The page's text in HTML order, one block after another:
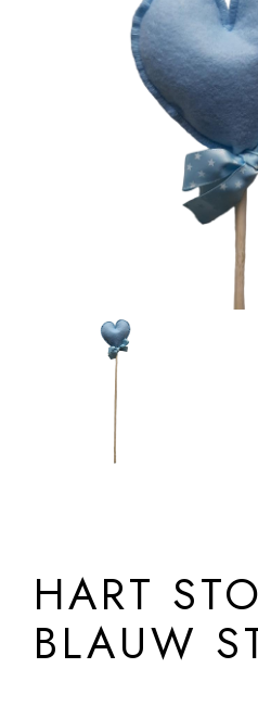
HART
BLAUW